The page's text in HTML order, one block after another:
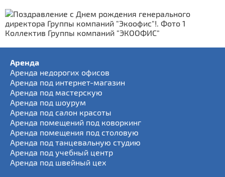
Коллектив Группы компаний "ЭКООФИС"
Аренда
Аренда недорогих офисов
Аренда под интернет-магазин
Аренда под мастерскую
Аренда под шоурум
Аренда под салон красоты
Аренда помещений под коворкинг
Аренда помещения под столовую
Аренда под танцевальную студию
Аренда под учебный центр
Аренда под швейный цех